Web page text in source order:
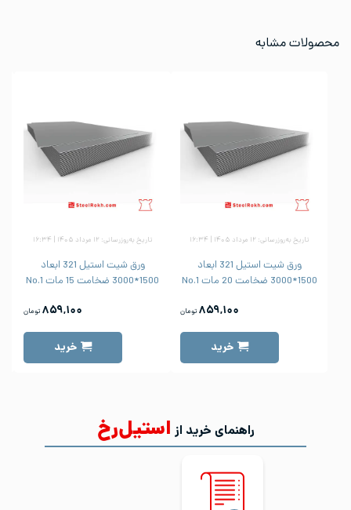
محصولات مشابه
تاریخ به‌روزرسانی: ۱۲ مرداد ۱۴۰۵ | ۱۶:۳۴
ورق شیت استیل 321 ابعاد
1500*3000 ضخامت 20 مات No.1
۸۵۹,۱۰۰ تومان
خرید
تاریخ به‌روزرسانی: ۱۲ مرداد ۱۴۰۵ | ۱۶:۳۴
ورق شیت استیل 321 ابعاد
1500*3000 ضخامت 15 مات No.1
۸۵۹,۱۰۰ تومان
خرید
راهنمای خرید از استیل‌رخ